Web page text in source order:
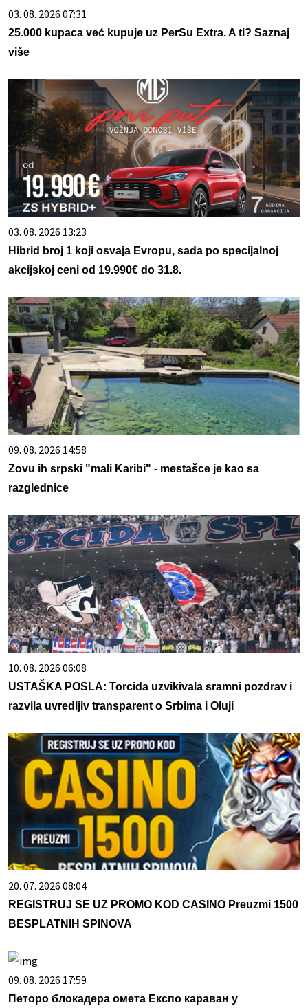
03. 08. 2026 07:31
25.000 kupaca već kupuje uz PerSu Extra. A ti? Saznaj
više
03. 08. 2026 13:23
Hibrid broj 1 koji osvaja Evropu, sada po specijalnoj
akcijskoj ceni od 19.990€ do 31.8.
09. 08. 2026 14:58
Zovu ih srpski "mali Karibi" - mestašce je kao sa
razglednice
10. 08. 2026 06:08
USTAŠKA POSLA: Torcida uzvikivala sramni pozdrav i
razvila uvredljiv transparent o Srbima i Oluji
20. 07. 2026 08:04
REGISTRUJ SE UZ PROMO KOD CASINO Preuzmi 1500
BESPLATNIH SPINOVA
09. 08. 2026 17:59
Петоро блокадера омета Експо караван у